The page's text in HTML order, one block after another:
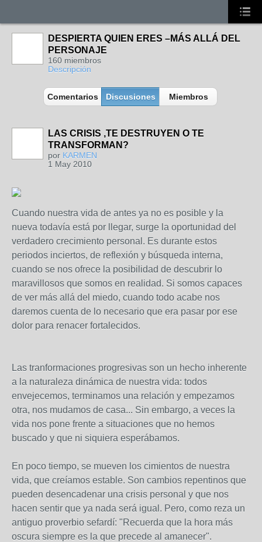
DESPIERTA QUIEN ERES –MÁS ALLÁ DEL
PERSONAJE
160 miembros
Descripción
Comentarios Discusiones Miembros
LAS CRISIS ,TE DESTRUYEN O TE
TRANSFORMAN?
por KARMEN
1 May 2010
Cuando nuestra vida de antes ya no es posible y la
nueva todavía está por llegar, surge la oportunidad del
verdadero crecimiento personal. Es durante estos
periodos inciertos, de reflexión y búsqueda interna,
cuando se nos ofrece la posibilidad de descubrir lo
maravillosos que somos en realidad. Si somos capaces
de ver más allá del miedo, cuando todo acabe nos
daremos cuenta de lo necesario que era pasar por ese
dolor para renacer fortalecidos.
Las tranformaciones progresivas son un hecho inherente
a la naturaleza dinámica de nuestra vida: todos
envejecemos, terminamos una relación y empezamos
otra, nos mudamos de casa... Sin embargo, a veces la
vida nos pone frente a situaciones que no hemos
buscado y que ni siquiera esperábamos.
En poco tiempo, se mueven los cimientos de nuestra
vida, que creíamos estable. Son cambios repentinos que
pueden desencadenar una crisis personal y que nos
hacen sentir que ya nada será igual. Pero, como reza un
antiguo proverbio sefardí: "Recuerda que la hora más
oscura siempre es la que precede al amanecer".